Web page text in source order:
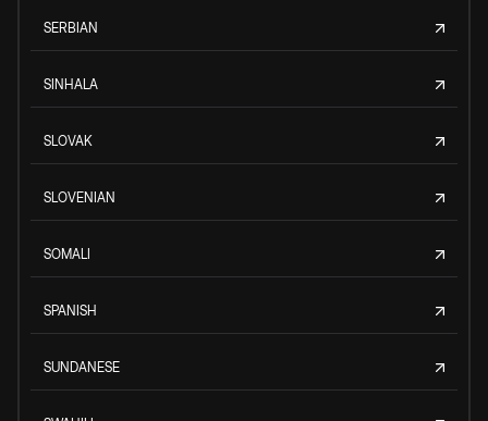
SERBIAN
SINHALA
SLOVAK
SLOVENIAN
SOMALI
SPANISH
SUNDANESE